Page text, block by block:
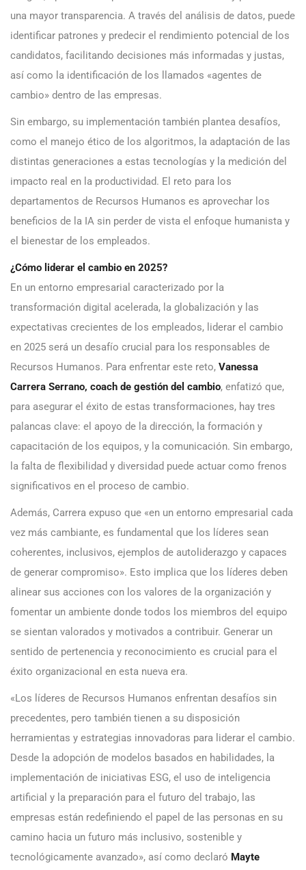
una mayor transparencia. A través del análisis de datos, puede
identificar patrones y predecir el rendimiento potencial de los
candidatos, facilitando decisiones más informadas y justas,
así como la identificación de los llamados «agentes de
cambio» dentro de las empresas.
Sin embargo, su implementación también plantea desafíos,
como el manejo ético de los algoritmos, la adaptación de las
distintas generaciones a estas tecnologías y la medición del
impacto real en la productividad. El reto para los
departamentos de Recursos Humanos es aprovechar los
beneficios de la IA sin perder de vista el enfoque humanista y
el bienestar de los empleados.
¿Cómo liderar el cambio en 2025?
En un entorno empresarial caracterizado por la
transformación digital acelerada, la globalización y las
expectativas crecientes de los empleados, liderar el cambio
en 2025 será un desafío crucial para los responsables de
Recursos Humanos. Para enfrentar este reto, Vanessa
Carrera Serrano, coach de gestión del cambio, enfatizó que,
para asegurar el éxito de estas transformaciones, hay tres
palancas clave: el apoyo de la dirección, la formación y
capacitación de los equipos, y la comunicación. Sin embargo,
la falta de flexibilidad y diversidad puede actuar como frenos
significativos en el proceso de cambio.
Además, Carrera expuso que «en un entorno empresarial cada
vez más cambiante, es fundamental que los líderes sean
coherentes, inclusivos, ejemplos de autoliderazgo y capaces
de generar compromiso». Esto implica que los líderes deben
alinear sus acciones con los valores de la organización y
fomentar un ambiente donde todos los miembros del equipo
se sientan valorados y motivados a contribuir. Generar un
sentido de pertenencia y reconocimiento es crucial para el
éxito organizacional en esta nueva era.
«Los líderes de Recursos Humanos enfrentan desafíos sin
precedentes, pero también tienen a su disposición
herramientas y estrategias innovadoras para liderar el cambio.
Desde la adopción de modelos basados en habilidades, la
implementación de iniciativas ESG, el uso de inteligencia
artificial y la preparación para el futuro del trabajo, las
empresas están redefiniendo el papel de las personas en su
camino hacia un futuro más inclusivo, sostenible y
tecnológicamente avanzado», así como declaró Mayte